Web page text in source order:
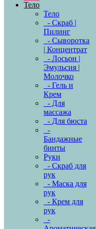
Тело
Тело
- Скраб |
Пилинг
- Сыворотка
| Концентрат
- Лосьон |
Эмульсия |
Молочко
- Гель и
Крем
- Для
массажа
- Для бюста
-
Бандажные
бинты
Руки
- Скраб для
рук
- Маска для
рук
- Крем для
рук
-